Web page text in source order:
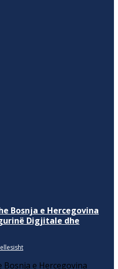
Bosnja e Hercegovina
Digjitale dhe
Bosnja e Hercegovina